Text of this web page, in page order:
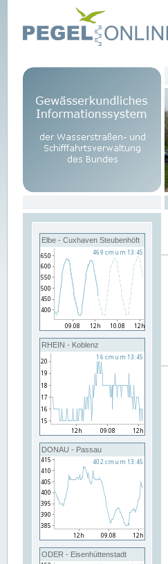
Elbe - Cuxhaven Steubenhöft
RHEIN - Koblenz
DONAU - Passau
ODER - Eisenhüttenstadt